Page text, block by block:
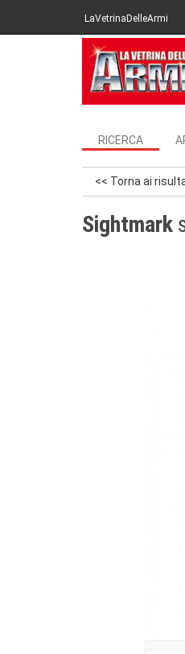
LaVetrinaDelleArmi
RICERCA
<< Torna ai
Sightmark